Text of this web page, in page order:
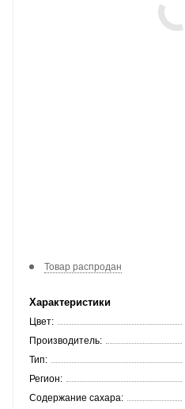
Товар распродан
Характеристики
Цвет:
Производитель:
Тип:
Регион:
Содержание сахара: